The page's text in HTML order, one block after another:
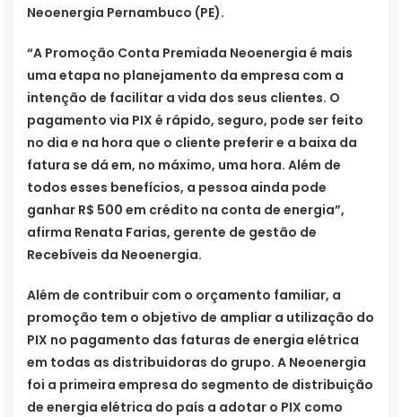
Neoenergia Pernambuco (PE).
“A Promoção Conta Premiada Neoenergia é mais
uma etapa no planejamento da empresa com a
intenção de facilitar a vida dos seus clientes. O
pagamento via PIX é rápido, seguro, pode ser feito
no dia e na hora que o cliente preferir e a baixa da
fatura se dá em, no máximo, uma hora. Além de
todos esses benefícios, a pessoa ainda pode
ganhar R$ 500 em crédito na conta de energia”,
afirma Renata Farias, gerente de gestão de
Recebíveis da Neoenergia.
Além de contribuir com o orçamento familiar, a
promoção tem o objetivo de ampliar a utilização do
PIX no pagamento das faturas de energia elétrica
em todas as distribuidoras do grupo. A Neoenergia
foi a primeira empresa do segmento de distribuição
de energia elétrica do país a adotar o PIX como